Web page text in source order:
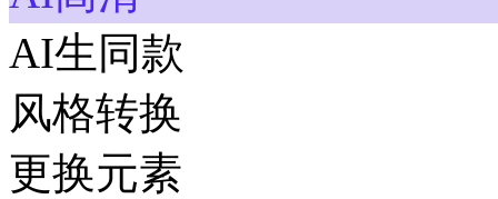
AI生同款
风格转换
更换元素